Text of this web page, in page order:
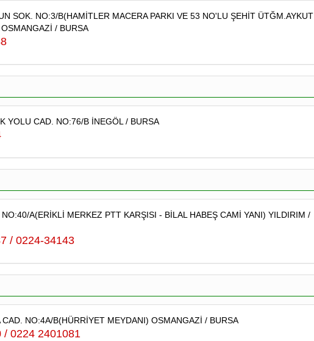
SOK. NO:3/B(HAMİTLER MACERA PARKI VE 53 NO'LU ŞEHİT ÜTĞM.AYKUT
/ BURSA
YOLU CAD. NO:76/B İNEGÖL / BURSA
A(ERİKLİ MERKEZ PTT KARŞISI - BİLAL HABEŞ CAMİ YANI) YILDIRIM /
/ 0224-34143
CAD. NO:4A/B(HÜRRİYET MEYDANI) OSMANGAZİ / BURSA
/ 0224 2401081